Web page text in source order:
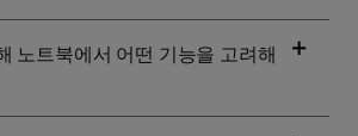
노트북에서 어떤 기능을 고려해